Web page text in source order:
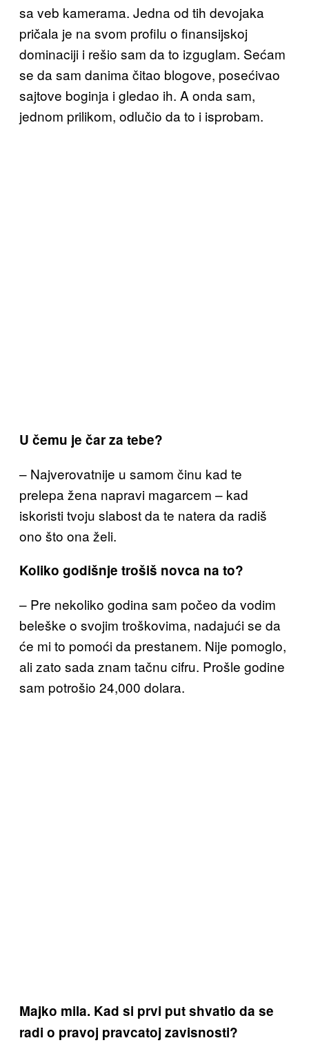
sa veb kamerama. Jedna od tih devojaka
pričala je na svom profilu o finansijskoj
dominaciji i rešio sam da to izguglam. Sećam
se da sam danima čitao blogove, posećivao
sajtove boginja i gledao ih. A onda sam,
jednom prilikom, odlučio da to i isprobam.
U čemu je čarza tebe?
– Najverovatnije u samom činu kad te
prelepa žena napravi magarcem – kad
iskoristi tvoju slabost da te natera da radiš
ono što ona želi.
Koliko godišnje trošiš novca na to?
– Pre nekoliko godina sam počeo da vodim
beleške o svojim troškovima, nadajući se da
će mi to pomoći da prestanem. Nije pomoglo,
ali zato sada znam tačnu cifru. Prošle godine
sam potrošio 24,000 dolara.
Majko mila. Kad si prvi put shvatio da se
radi o pravoj pravcatoj zavisnosti?